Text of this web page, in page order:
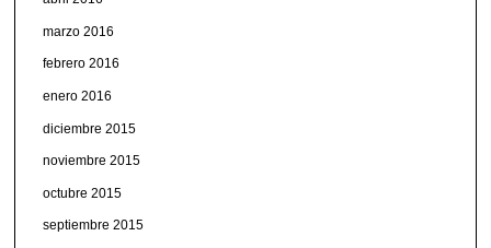
marzo 2016
febrero 2016
enero 2016
diciembre 2015
noviembre 2015
octubre 2015
septiembre 2015